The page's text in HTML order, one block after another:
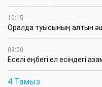
10:15
Оралда туысының алтын
09:00
Еселі еңбегі ел есіндегі
4 Тамыз